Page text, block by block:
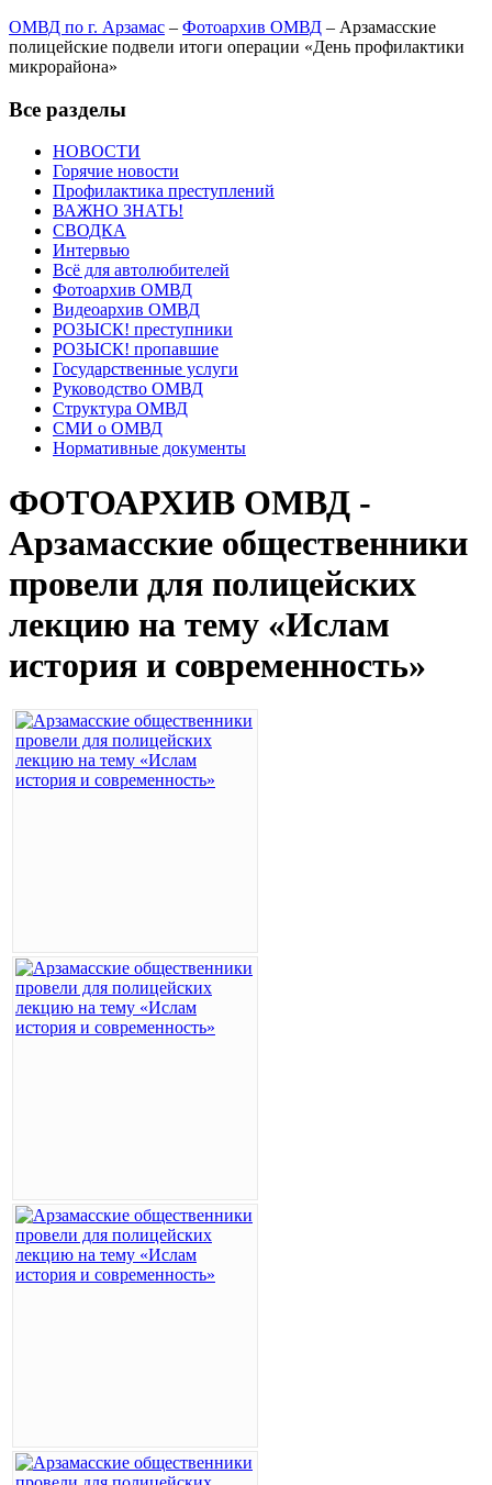
ОМВД по г. Арзамас – Фотоархив ОМВД – Арзамасские
полицейские подвели итоги операции «День профилактики
микрорайона»
Все разделы
НОВОСТИ
Горячие новости
Профилактика преступлений
ВАЖНО ЗНАТЬ!
СВОДКА
Интервью
Всё для автолюбителей
Фотоархив ОМВД
Видеоархив ОМВД
РОЗЫСК! преступники
РОЗЫСК! пропавшие
Государственные услуги
Руководство ОМВД
Структура ОМВД
СМИ о ОМВД
Нормативные документы
ФОТОАРХИВ ОМВД -
Арзамасские общественники
провели для полицейских
лекцию на тему «Ислам
история и современность»